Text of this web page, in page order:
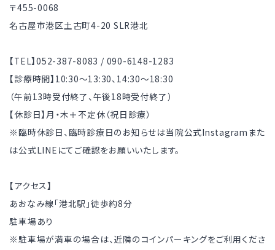
〒455-0068
名古屋市港区土古町4-20 SLR港北
【TEL】052-387-8083 / 090-6148-1283
【診療時間】10:30～13:30、14:30～18:30
（午前13時受付終了、午後18時受付終了）
【休診日】月・木＋不定休（祝日診療）
※臨時休診日、臨時診療日のお知らせは当院公式Instagramまた
は公式LINEにてご確認をお願いいたします。
【アクセス】
あおなみ線「港北駅」徒歩約8分
駐車場あり
※駐車場が満車の場合は、近隣のコインパーキングをご利用くださ